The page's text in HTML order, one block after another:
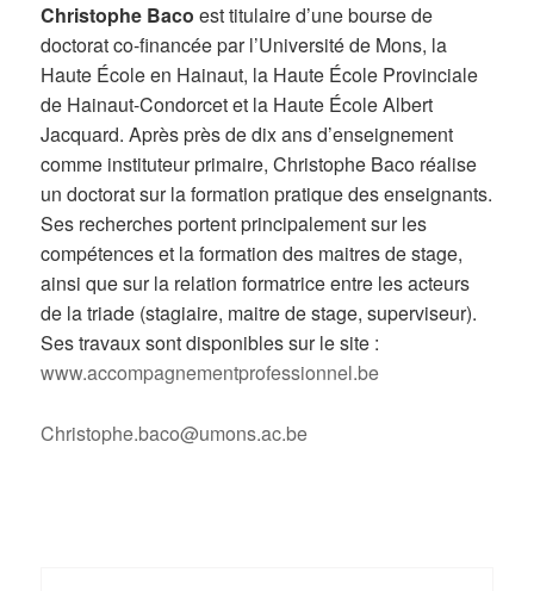
Christophe Bacoest titulaire d’une bourse de
doctorat co-financée par l’Université de Mons, la
Haute École en Hainaut, la Haute École Provinciale
de Hainaut-Condorcet et la Haute École Albert
Jacquard. Après près de dix ans d’enseignement
comme instituteur primaire, Christophe Baco réalise
un doctorat sur la formation pratique des enseignants.
Ses recherches portent principalement sur les
compétences et la formation des maitres de stage,
ainsi que sur la relation formatrice entre les acteurs
de la triade (stagiaire, maitre de stage, superviseur).
Ses travaux sont disponibles sur le site :
www.accompagnementprofessionnel.be
Christophe.baco@umons.ac.be